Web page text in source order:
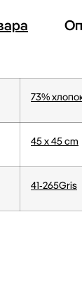
73%
45 x 45 cm
41-265Gris